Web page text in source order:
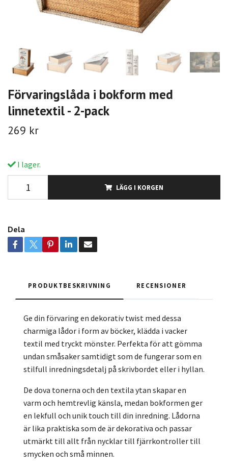
Förvaringslåda i bokform med
linnetextil - 2-pack
269 kr
I lager.
LÄGG I KORGEN
Dela
PRODUKTBESKRIVNING RECENSIONER
Ge din förvaring en dekorativ twist med dessa
charmiga lådor i form av böcker, klädda i vacker
textil med tryckt mönster. Perfekta för att gömma
undan småsaker samtidigt som de fungerar som en
stilfull inredningsdetalj på skrivbordet eller i hyllan.
De dova tonerna och den textila ytan skapar en
varm och hemtrevlig känsla, medan bokformen ger
en lekfull och unik touch till din inredning. Lådorna
är lika praktiska som de är dekorativa och passar
utmärkt till allt från nycklar till fjärrkontroller till
smycken och små minnen.